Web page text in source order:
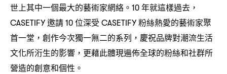
世上其中一個最大的藝術家網絡。 10年就這樣過去 ，
CASETIFY邀請10位深受 CASETIFY粉絲熱愛的藝術家聚
首一堂 ， 創作今次獨一無二的系列 ， 慶祝品牌對潮流生活
文化所洐生的影響 ， 更藉此體現遍佈全球的粉絲和社群所
營造的創意和個性。